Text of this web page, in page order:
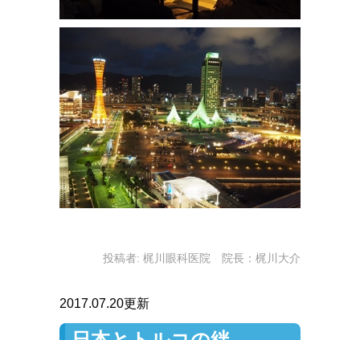
投稿者: 梶川眼科医院 院長：梶川大介
2017.07.20更新